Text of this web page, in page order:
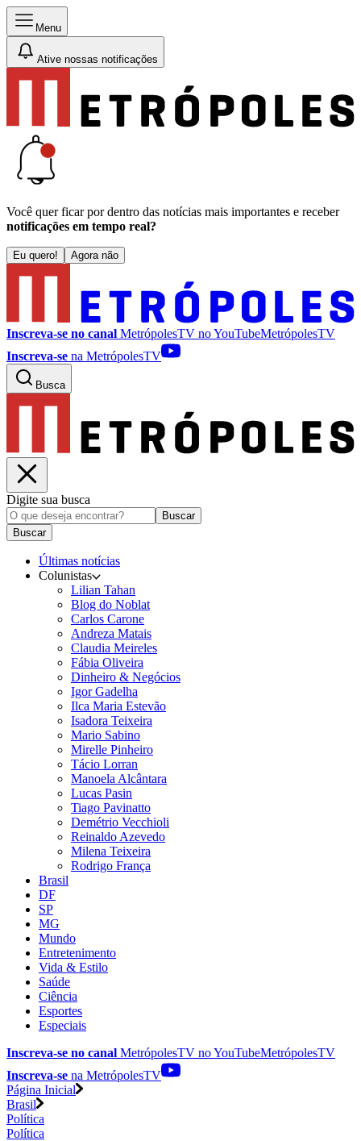
Menu
Ative nossas notificações
Você quer ficar por dentro das notícias mais importantes e receber
notificações em tempo real?
Eu quero! Agora não
Inscreva-se no canal MetrópolesTV noYouTubeMetrópolesTV
Inscreva-se na MetrópolesTV
Busca
Digite sua busca
Buscar
Buscar
Últimas notícias
Colunistas
Lilian Tahan
Blog do Noblat
Carlos Carone
Andreza Matais
Claudia Meireles
Fábia Oliveira
Dinheiro & Negócios
Igor Gadelha
Ilca Maria Estevão
Isadora Teixeira
Mario Sabino
Mirelle Pinheiro
Tácio Lorran
Manoela Alcântara
Lucas Pasin
Tiago Pavinatto
Demétrio Vecchioli
Reinaldo Azevedo
Milena Teixeira
Rodrigo França
Brasil
DF
SP
MG
Mundo
Entretenimento
Vida & Estilo
Saúde
Ciência
Esportes
Especiais
Inscreva-se no canal MetrópolesTV noYouTubeMetrópolesTV
Inscreva-se na MetrópolesTV
Página Inicial
Brasil
Política
Política